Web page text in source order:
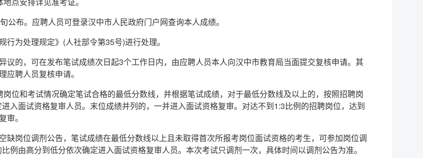
公布。应聘人员可登录汉中市人民政府门户网查询本人成绩。
为处理规定》(人社部令第35号)进行处理。
议的，可在发布笔试成绩次日起3个工作日内，由应聘人员本人向汉中市教育局当面提交复核申请。其
聘人员复核申请。
岗位和考试情况确定笔试合格的最低分数线，并根据笔试成绩，对于最低分数线及以上的，按照招聘岗
入面试资格复审人员。末位成绩并列的，一并进入面试资格复审。对达不到1:3比例的招聘岗位，达到
审。
缺岗位调剂公告，笔试成绩在最低分数线以上且未取得首次所报考岗位面试资格的考生，可参加岗位调
例由高分到低分依次确定进入面试资格复审人员。本次考试只调剂一次，具体时间以调剂公告为准。